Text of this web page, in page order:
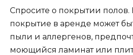
Спросите о покрытии полов.
покрытие в аренде может
пыли и аллергенов,
моющийся ламинат или